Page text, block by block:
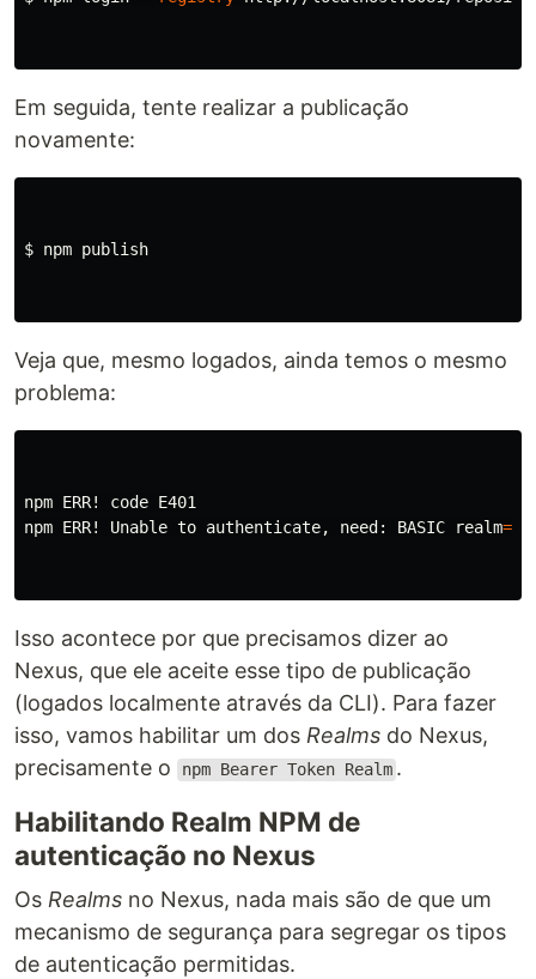
Em seguida, tente realizar a publicação
novamente:
$ npm publish
Veja que, mesmo logados, ainda temos o mesmo
problema:
npm ERR! code E401
npm ERR! Unable to authenticate, need: BASIC
realm=
Isso acontece por que precisamos dizer ao
Nexus, que ele aceite esse tipo de publicação
(logados localmente através da CLI). Para fazer
isso, vamos habilitar um dos Realms do Nexus,
precisamente o
npm Bearer Token Realm .
Habilitando Realm NPM de
autenticação no Nexus
Os Realms no Nexus, nada mais são de que um
mecanismo de segurança para segregar os tipos
de autenticação permitidas.